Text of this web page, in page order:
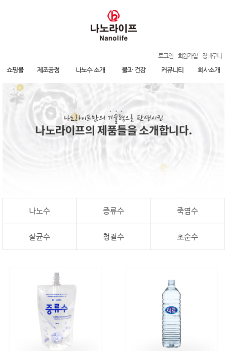
로그인 회원가입 장바구니
쇼핑몰 제조공정 나노수 소개 물과 건강 커뮤니티 회사소개
나노수 증류수 죽염수
살균수 청결수 초순수